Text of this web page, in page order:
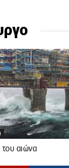
του αιώνα